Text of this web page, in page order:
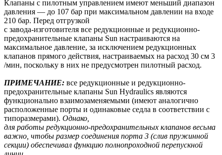
Клапаны с пилотным управлением имеют меньший диапазон
давления — до 107 бар при максимальном давлении на входе
210 бар. Перед отгрузкой
с завода-изготовителя все редукционные и редукционно-
предохранительные клапаны Sun настраиваются на
максимальное давление, за исключением редукционных
клапанов прямого действия, настраиваемых на расход 30 см 3
/мин, поскольку в них не предусмотрен пилотный расход.
ПРИМЕЧАНИЕ: все редукционные и редукционно-
предохранительные клапаны Sun Hydraulics являются
функционально взаимозаменяемыми (имеют аналогично
расположенные порты и одинаковые седла в соответствии с
типоразмерами). Однако,
для работы редукционно-предохранительных клапанов весьма
важно, чтобы размер соединения порта 3 (слив пружинной
секции) обеспечивал функцию полнопроходной перепускной